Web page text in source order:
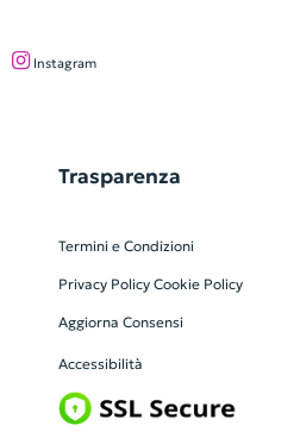
Instagram
Trasparenza
Termini e Condizioni
Privacy Policy Cookie Policy
Aggiorna Consensi
Accessibilità